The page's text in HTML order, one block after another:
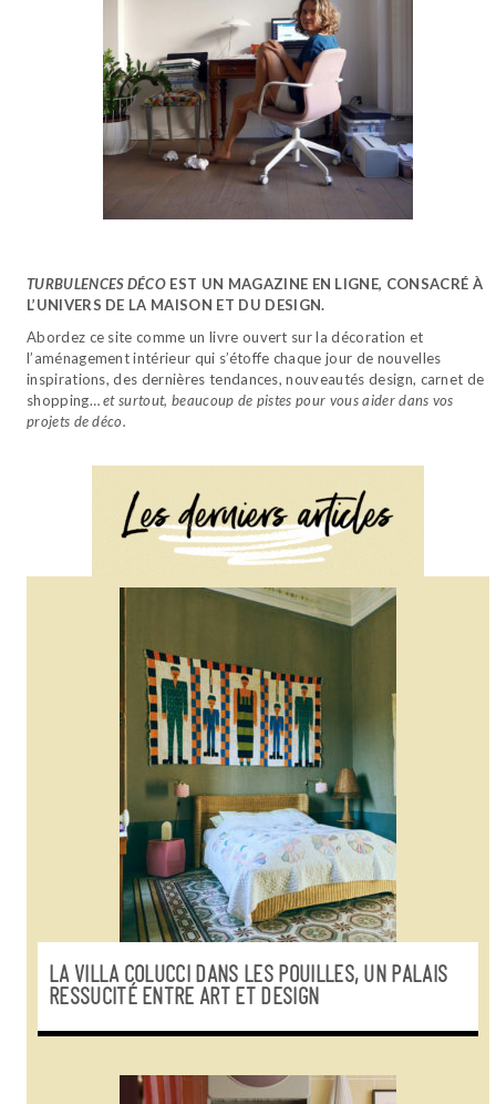
TURBULENCES DÉCO EST UN MAGAZINE EN LIGNE, CONSACRÉ À
L’UNIVERS DE LA MAISON ET DU DESIGN.
Abordez ce site comme un livre ouvert sur la décoration et
l’aménagement intérieur qui s’étoffe chaque jour de nouvelles
inspirations, des dernières tendances, nouveautés design, carnet de
shopping…et surtout, beaucoup de pistes pour vous aider dans vos
projets de déco.
LA VILLA COLUCCI DANS LES POUILLES, UN PALAIS
RESSUCITÉ ENTRE ART ET DESIGN